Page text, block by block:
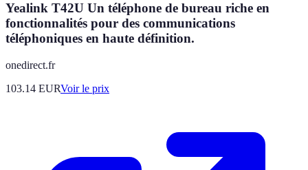
Yealink T42U Un téléphone de bureau riche en
fonctionnalités pour des communications
téléphoniques en haute définition.
onedirect.fr
103.14 EURVoir le prix